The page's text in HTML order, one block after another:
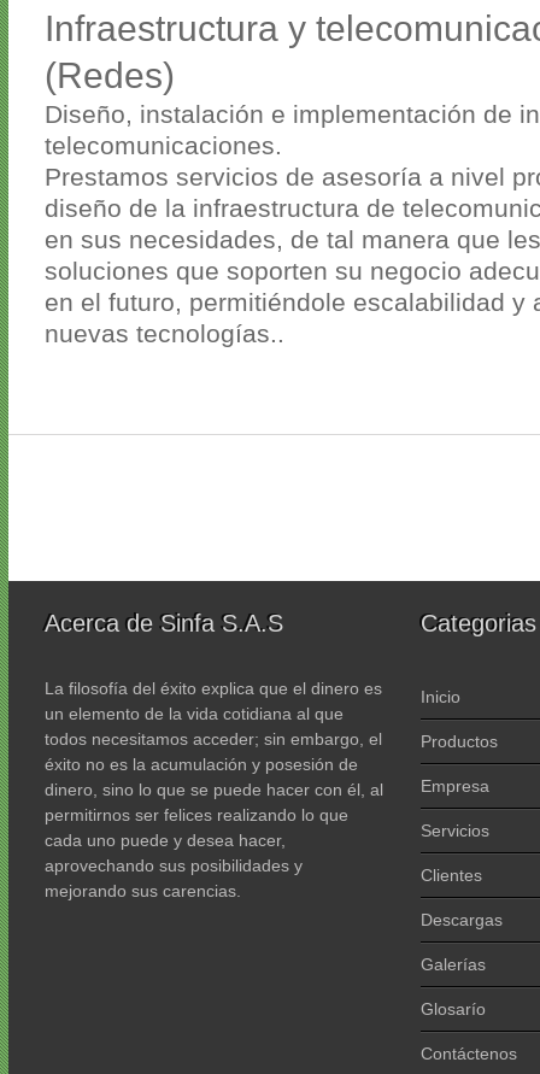
Infraestructura y
(Redes)
Diseño, instalación e implementación de
telecomunicaciones.
Prestamos servicios de asesoría a nivel
diseño de la infraestructura de
en sus necesidades, de tal manera que
soluciones que soporten su negocio
en el futuro, permitiéndole escalabilidad y
nuevas tecnologías..
Acerca de Sinfa S.A.S
La filosofía del éxito explica que el dinero es
un elemento de la vida cotidiana al que
todos necesitamos acceder; sin embargo, el
éxito no es la acumulación y posesión de
dinero, sino lo que se puede hacer con él, al
permitirnos ser felices realizando lo que
cada uno puede y desea hacer,
aprovechando sus posibilidades y
mejorando sus carencias.
Categorias
Inicio
Productos
Empresa
Servicios
Clientes
Descargas
Galerías
Glosarío
Contáctenos